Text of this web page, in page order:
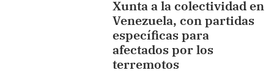
Xunta a la colectividad en
Venezuela, con partidas
específicas para
afectados por los
terremotos